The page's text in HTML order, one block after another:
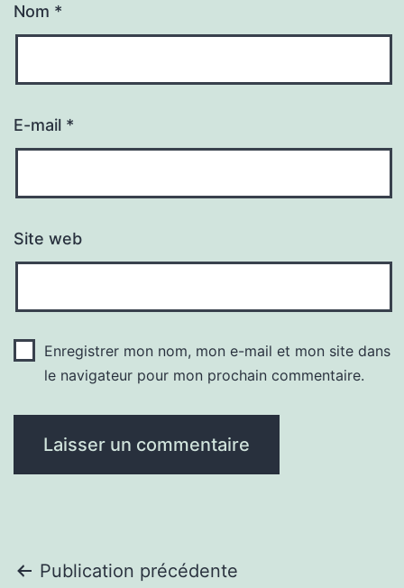
Nom *
E-mail *
Site web
Enregistrer mon nom, mon e-mail et mon site dans
le navigateur pour mon prochain commentaire.
Navigation
Publication précédente